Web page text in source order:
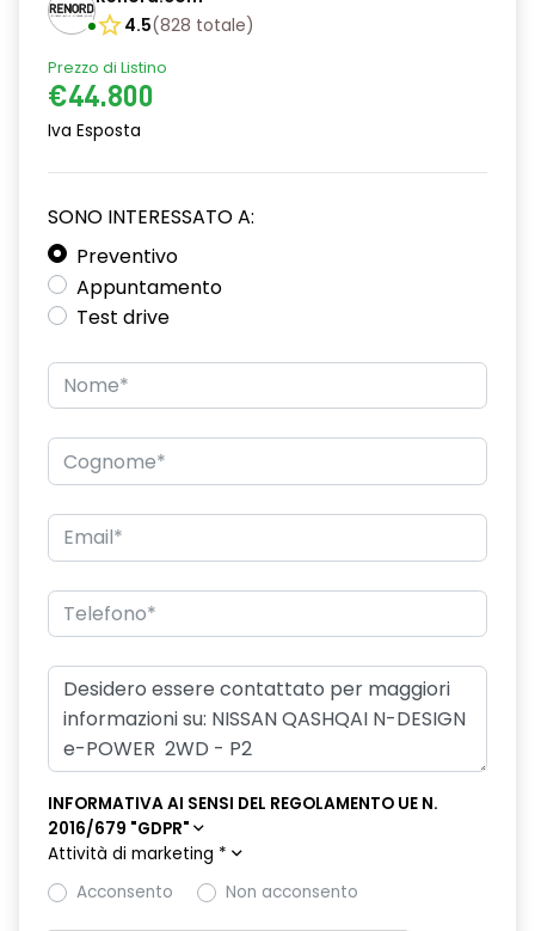
4.5(828 totale)
Prezzo di Listino
€44.800
Iva Esposta
SONO INTERESSATO A:
Preventivo
Appuntamento
Test drive
INFORMATIVA AI SENSI DEL REGOLAMENTO UE N.
2016/679 "GDPR"
Attività di marketing *
Acconsento
Non acconsento